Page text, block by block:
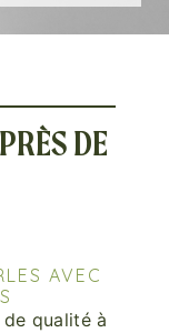
DE
AVEC
qualité à